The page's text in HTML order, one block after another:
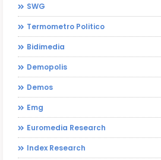
SWG
Termometro Politico
Bidimedia
Demopolis
Demos
Emg
Euromedia Research
Index Research